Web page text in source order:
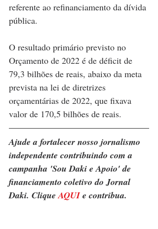
referente ao refinanciamento da dívida
pública.
O resultado primário previsto no
Orçamento de 2022 é de déficit de
79,3 bilhões de reais, abaixo da meta
prevista na lei de diretrizes
orçamentárias de 2022, que fixava
valor de 170,5 bilhões de reais.
Ajude a fortalecer nosso jornalismo
independente contribuindo com a
campanha 'Sou Daki e Apoio' de
financiamento coletivo do Jornal
Daki. Clique AQUI e contribua.